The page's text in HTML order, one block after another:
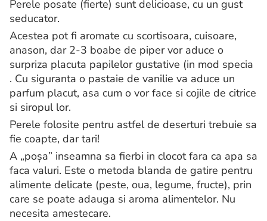
Perele posate (fierte) sunt delicioase, cu un gust
seducator.
Acestea pot fi aromate cu scortisoara, cuisoare,
anason, dar 2-3 boabe de piper vor aduce o
surpriza placuta papilelor gustative (in mod specia
. Cu siguranta o pastaie de vanilie va aduce un
parfum placut, asa cum o vor face si cojile de citrice
si siropul lor.
Perele folosite pentru astfel de deserturi trebuie sa
fie coapte, dar tari!
A „poșa” inseamna sa fierbi in clocot fara ca apa sa
faca valuri. Este o metoda blanda de gatire pentru
alimente delicate (peste, oua, legume, fructe), prin
care se poate adauga si aroma alimentelor. Nu
necesita amestecare.